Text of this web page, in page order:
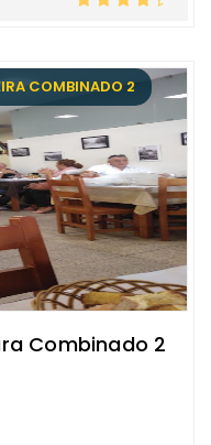
COMBINADO 2
Combinado 2